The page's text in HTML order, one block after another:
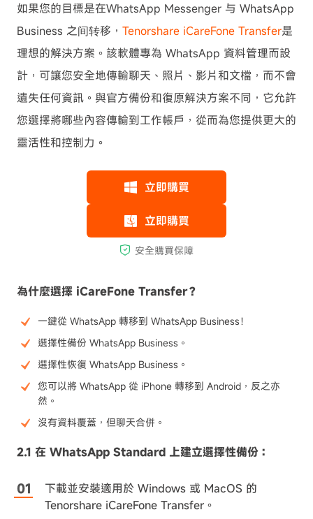
如果您的目標是在WhatsApp Messenger 与 WhatsApp
Business 之间转移， Tenorshare iCareFone Transfer是
理想的解決方案。該軟體專為 WhatsApp 資料管理而設
計，可讓您安全地傳輸聊天、照片、影片和文檔，而不會
遺失任何資訊。與官方備份和復原解決方案不同，它允許
您選擇將哪些內容傳輸到工作帳戶，從而為您提供更大的
靈活性和控制力。
為什麼選擇 iCareFone Transfer？
一鍵從 WhatsApp 轉移到 WhatsApp Business！
選擇性備份 WhatsApp Business。
選擇性恢復 WhatsApp Business。
您可以將 WhatsApp 從 iPhone 轉移到 Android，反之亦
然。
沒有資料覆蓋，但聊天合併。
2.1 在 WhatsApp Standard 上建立選擇性備份：
下載並安裝適用於 Windows 或 MacOS 的
Tenorshare iCareFone Transfer。